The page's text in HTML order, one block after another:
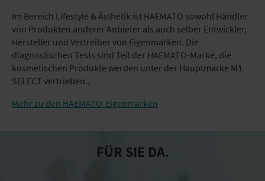
Im Bereich Lifestyle & Ästhetik ist HAEMATO sowohl Händler
von Produkten anderer Anbieter als auch selber Entwickler,
Hersteller und Vertreiber von Eigenmarken. Die
diagnostischen Tests sind Teil der HAEMATO-Marke, die
kosmetischen Produkte werden unter der Hauptmarke M1
SELECT vertrieben..
Mehr zu den HAEMATO-Eigenmarken
FÜR SIE DA.